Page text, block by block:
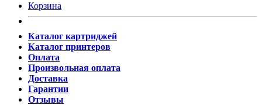
Корзина
Каталог картриджей
Каталог принтеров
Оплата
Произвольная оплата
Доставка
Гарантии
Отзывы